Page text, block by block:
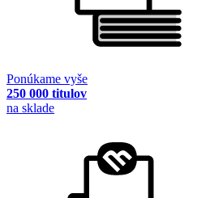
Ponúkame vyše
250 000 titulov
na sklade